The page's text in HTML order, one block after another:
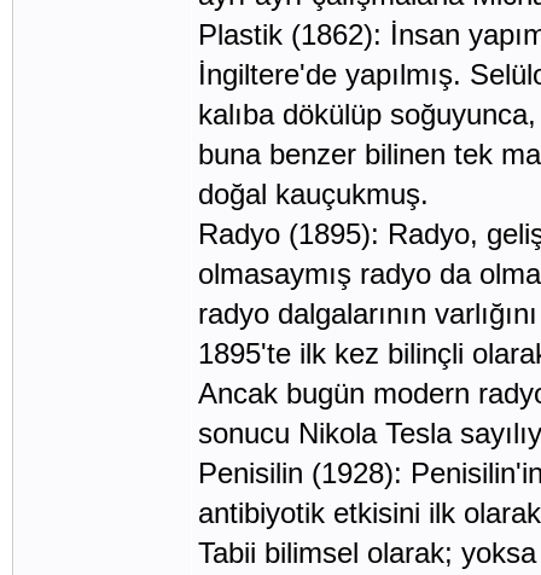
Plastik (1862): İnsan
İngiltere'de yapılmış.
kalıba dökülüp
buna benzer bilinen tek
doğal kauçukmuş.
Radyo (1895): Radyo,
olmasaymış radyo da
radyo dalgalarının
1895'te ilk kez bilinçli
Ancak bugün modern
sonucu Nikola Tesla
Penisilin (1928):
antibiyotik etkisini ilk
Tabii bilimsel olarak;